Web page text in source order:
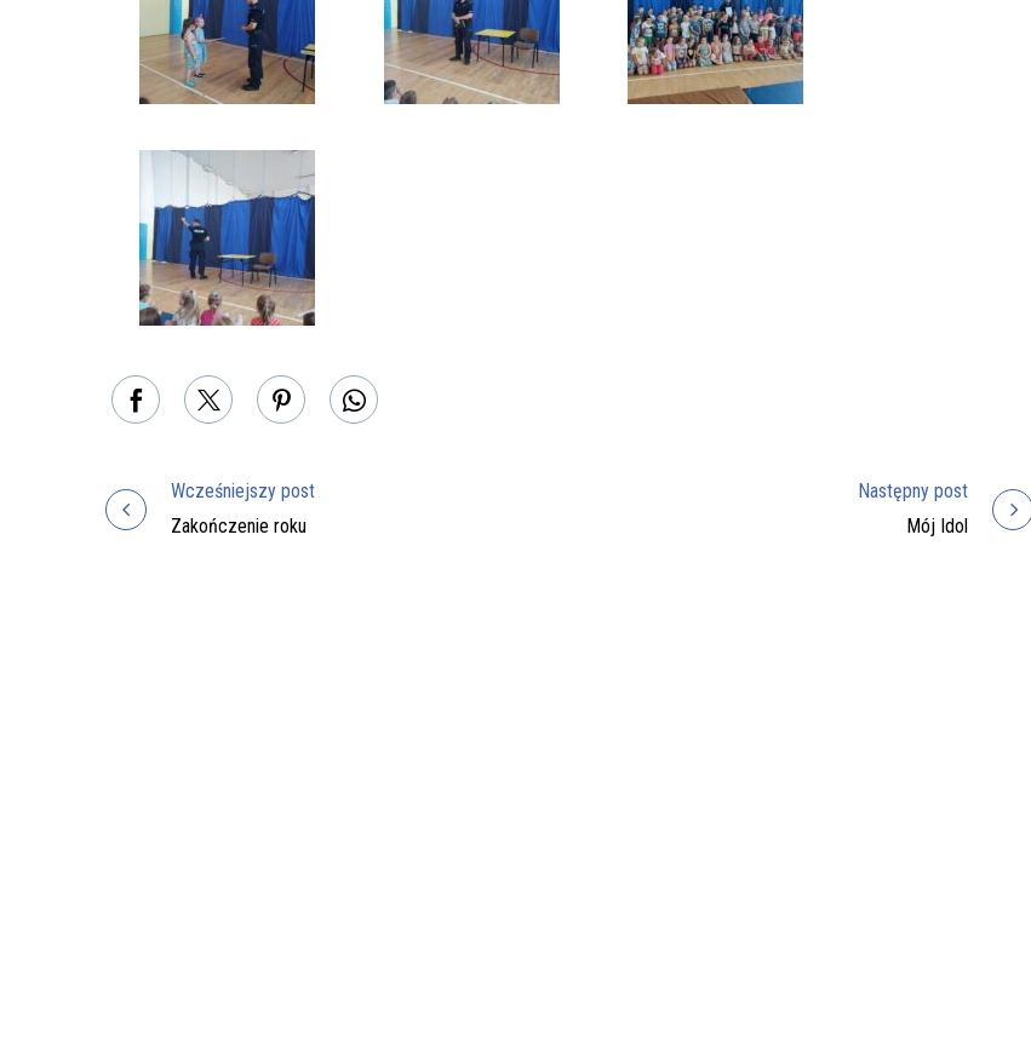
Nawigacja
Wcześniejszy post
Zakończenie roku
Następny post
Mój Idol